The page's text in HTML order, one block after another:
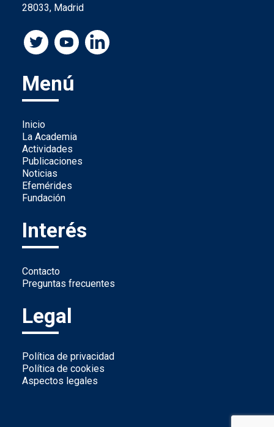
28033, Madrid
Menú
Inicio
La Academia
Actividades
Publicaciones
Noticias
Efemérides
Fundación
Interés
Contacto
Preguntas frecuentes
Legal
Política de privacidad
Política de cookies
Aspectos legales